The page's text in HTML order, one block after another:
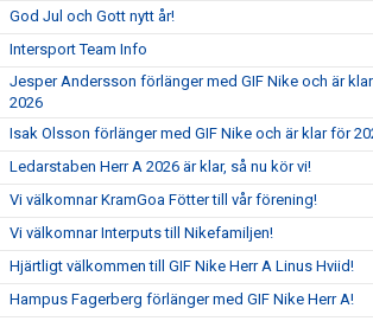
God Jul och Gott nytt år!
Intersport Team Info
Jesper Andersson förlänger med GIF Nike och är
2026
Isak Olsson förlänger med GIF Nike och är klar för
Ledarstaben Herr A 2026 är klar, så nu kör vi!
Vi välkomnar KramGoa Fötter till vår förening!
Vi välkomnar Interputs till Nikefamiljen!
Hjärtligt välkommen till GIF Nike Herr A Linus Hviid!
Hampus Fagerberg förlänger med GIF Nike Herr A!